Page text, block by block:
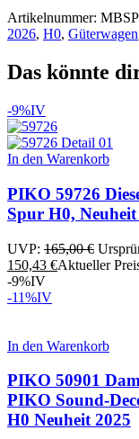
Artikelnummer:
2026, H0, Güterwagen
Das könnte
-9%IV
In den Warenkorb
PIKO 59726
Spur H0, Neuheit
UVP: 165,00€
150,43 €Aktueller
-9%IV
-11%IV
In den Warenkorb
PIKO 50901
PIKO Sound-
H0 Neuheit 2025